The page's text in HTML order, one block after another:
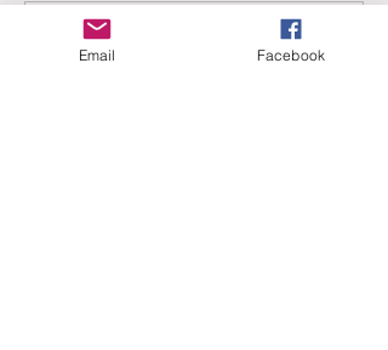
Write a comment...
Email Facebook